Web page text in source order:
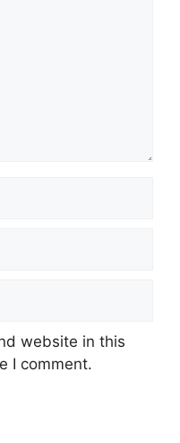
website in this
I comment.